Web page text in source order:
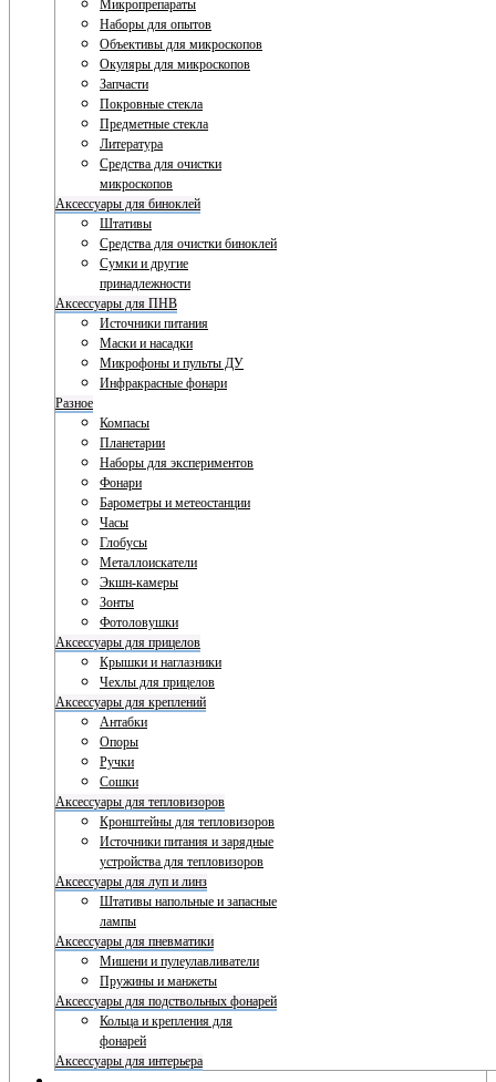
Микропрепараты
Наборы для опытов
Объективы для микроскопов
Окуляры для микроскопов
Запчасти
Покровные стекла
Предметные стекла
Литература
Средства для очистки
микроскопов
Аксессуары для биноклей
Штативы
Средства для очистки биноклей
Сумки и другие
принадлежности
Аксессуары для ПНВ
Источники питания
Маски и насадки
Микрофоны и пульты ДУ
Инфракрасные фонари
Разное
Компасы
Планетарии
Наборы для экспериментов
Фонари
Барометры и метеостанции
Часы
Глобусы
Металлоискатели
Экшн-камеры
Зонты
Фотоловушки
Аксессуары для прицелов
Крышки и наглазники
Чехлы для прицелов
Аксессуары для креплений
Антабки
Опоры
Ручки
Сошки
Аксессуары для тепловизоров
Кронштейны для тепловизоров
Источники питания и зарядные
устройства для тепловизоров
Аксессуары для луп и линз
Штативы напольные и запасные
лампы
Аксессуары для пневматики
Мишени и пулеулавливатели
Пружины и манжеты
Аксессуары для подствольных фонарей
Кольца и крепления для
фонарей
Аксессуары для интерьера